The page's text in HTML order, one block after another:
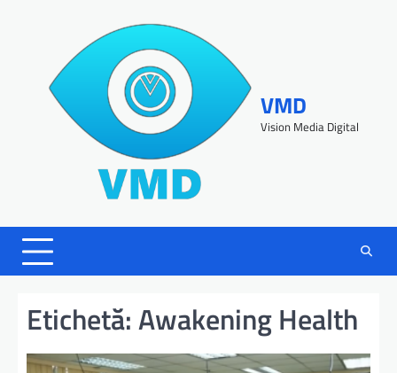
VMD
Vision Media Digital
Etichetă:Awakening Health